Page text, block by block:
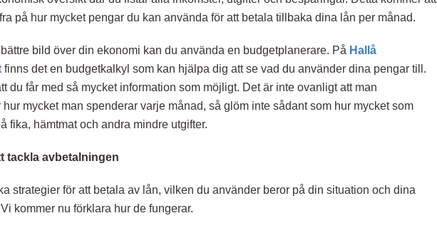
på hur mycket pengar du kan använda för att betala tillbaka dina lån per månad.
bild över din ekonomi kan du använda en budgetplanerare. På Hallå
finns det en budgetkalkyl som kan hjälpa dig att se vad du använder dina pengar till.
du får med så mycket information som möjligt. Det är inte ovanligt att man
hur mycket man spenderar varje månad, så glöm inte sådant som hur mycket som
fika, hämtmat och andra mindre utgifter.
tackla avbetalningen
strategier för att betala av lån, vilken du använder beror på din situation och dina
kommer nu förklara hur de fungerar.